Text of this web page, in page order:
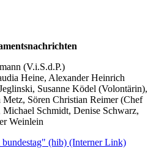
(V.i.S.d.P.)
Heine, Alexander Heinrich
Susanne Ködel (Volontärin),
Metz, Sören Christian Reimer (Chef
Schmidt, Denise Schwarz,
Weinlein
(hib) (Interner Link)